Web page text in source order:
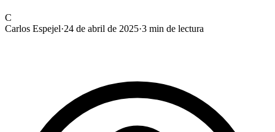
C
Carlos Espejel·24 de abril de 2025·3 min de lectura